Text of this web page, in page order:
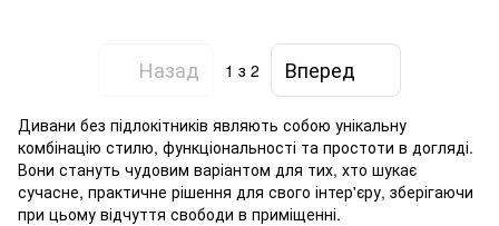
Назад 1 з 2 Вперед
Дивани без підлокітників являють собою унікальну
комбінацію стилю, функціональності та простоти в догляді.
Вони стануть чудовим варіантом для тих, хто шукає
сучасне, практичне рішення для свого інтер'єру, зберігаючи
при цьому відчуття свободи в приміщенні.